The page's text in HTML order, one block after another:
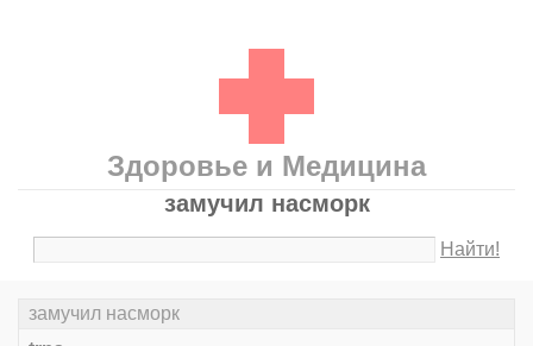
Здоровье и Медицина
замучил насморк
Найти!
замучил насморк